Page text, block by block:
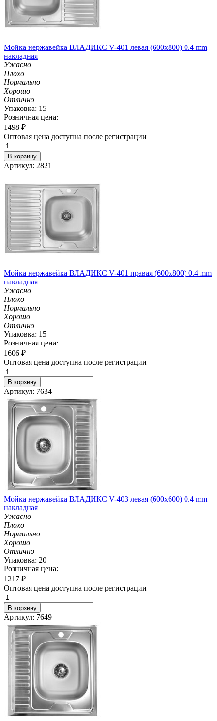
Мойка нержавейка ВЛАДИКС V-401 левая (600х800) 0.4 mm
накладная
Ужасно
Плохо
Нормально
Хорошо
Отлично
Упаковка: 15
Розничная цена:
1498 ₽
Оптовая цена доступна после регистрации
В корзину
Артикул: 2821
Мойка нержавейка ВЛАДИКС V-401 правая (600х800) 0.4 mm
накладная
Ужасно
Плохо
Нормально
Хорошо
Отлично
Упаковка: 15
Розничная цена:
1606 ₽
Оптовая цена доступна после регистрации
В корзину
Артикул: 7634
Мойка нержавейка ВЛАДИКС V-403 левая (600х600) 0.4 mm
накладная
Ужасно
Плохо
Нормально
Хорошо
Отлично
Упаковка: 20
Розничная цена:
1217 ₽
Оптовая цена доступна после регистрации
В корзину
Артикул: 7649